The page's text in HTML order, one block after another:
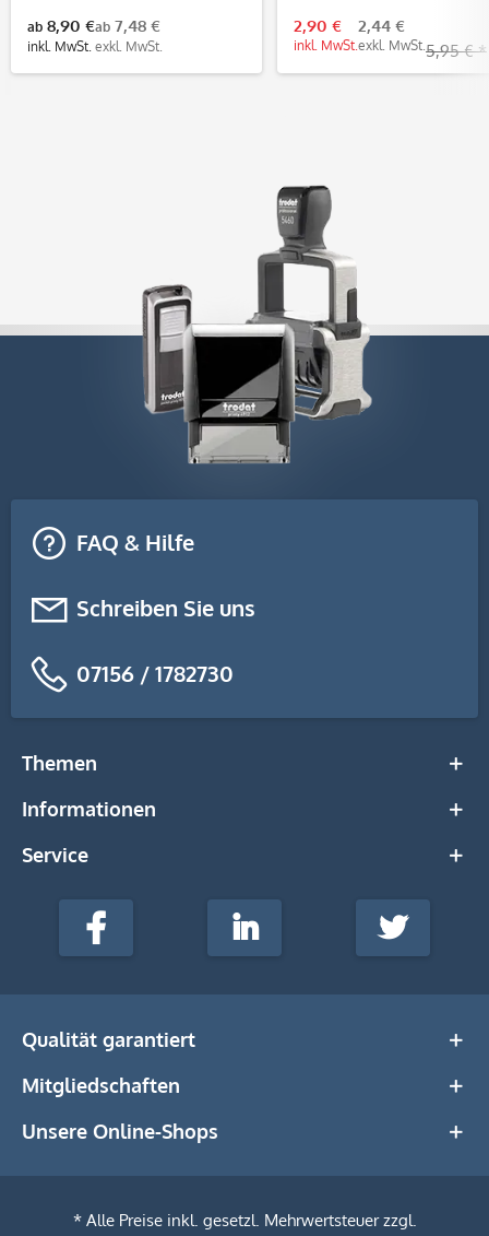
ab 8,90 €
inkl. MwSt.
ab 7,48 €
exkl. MwSt.
2,90 €
inkl. MwSt.
2,44 €
exkl. MwSt. 5,95 € *
FAQ & Hilfe
Schreiben Sie uns
07156 / 1782730
Themen
Informationen
Service
stempel-
Media
Facebook LinkedIn Twitter
Qualität garantiert
Mitgliedschaften
Unsere Online-Shops
* Alle Preise inkl. gesetzl. Mehrwertsteuer zzgl.